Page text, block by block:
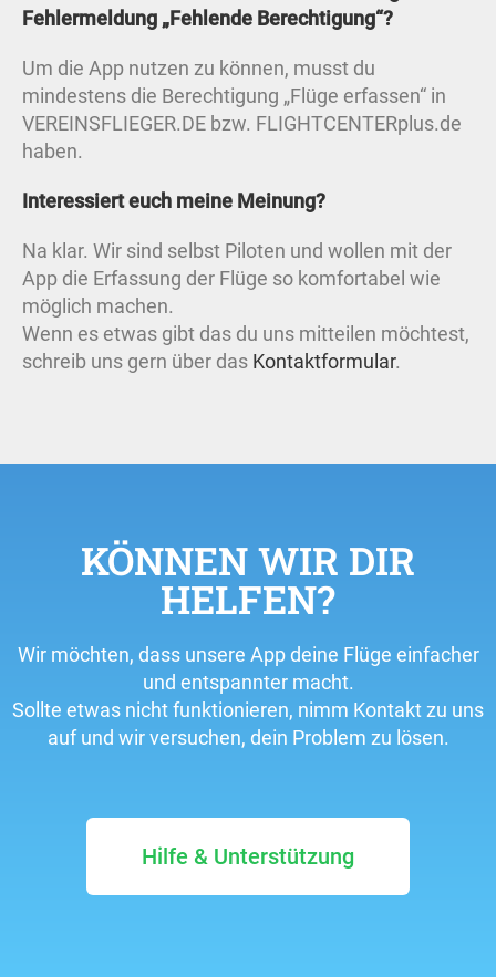
Fehlermeldung „Fehlende Berechtigung“?
Um die App nutzen zu können, musst du
mindestens die Berechtigung „Flüge erfassen“ in
VEREINSFLIEGER.DE bzw. FLIGHTCENTERplus.de
haben.
Interessiert euch meine Meinung?
Na klar. Wir sind selbst Piloten und wollen mit der
App die Erfassung der Flüge so komfortabel wie
möglich machen.
Wenn es etwas gibt das du uns mitteilen möchtest,
schreib uns gern über das Kontaktformular.
KÖNNEN WIR DIR
HELFEN?
Wir möchten, dass unsere App deine Flüge einfacher
und entspannter macht.
Sollte etwas nicht funktionieren, nimm Kontakt zu uns
auf und wir versuchen, dein Problem zu lösen.
Hilfe & Unterstützung